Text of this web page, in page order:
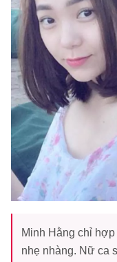
Minh Hằng chỉ
nhẹ nhàng. Nữ ca